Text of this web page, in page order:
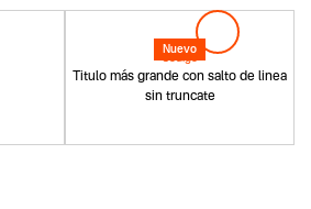
Nuevo
Titulo más grande con salto de linea
sin truncate